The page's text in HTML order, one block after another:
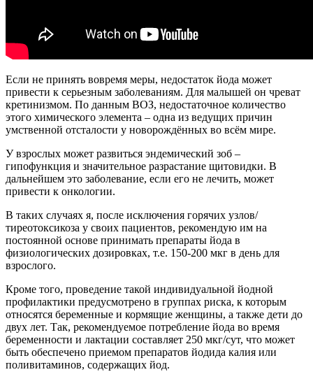
Если не принять вовремя меры, недостаток йода может
привести к серьезным заболеваниям. Для малышей он чреват
кретинизмом. По данным ВОЗ, недостаточное количество
этого химического элемента – одна из ведущих причин
умственной отсталости у новорождённых во всём мире.
У взрослых может развиться эндемический зоб –
гипофункция и значительное разрастание щитовидки. В
дальнейшем это заболевание, если его не лечить, может
привести к онкологии.
В таких случаях я, после исключения горячих узлов/
тиреотоксикоза у своих пациентов, рекомендую им на
постоянной основе принимать препараты йода в
физиологических дозировках, т.е. 150-200 мкг в день для
взрослого.
Кроме того, проведение такой индивидуальной йодной
профилактики предусмотрено в группах риска, к которым
относятся беременные и кормящие женщины, а также дети до
двух лет. Так, рекомендуемое потребление йода во время
беременности и лактации составляет 250 мкг/сут, что может
быть обеспечено приемом препаратов йодида калия или
поливитаминов, содержащих йод.